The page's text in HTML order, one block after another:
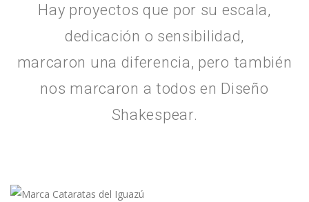
Hay proyectos que por su escala,
dedicación o sensibilidad,
marcaron una diferencia, pero también
nos marcaron a todos en Diseño
Shakespear.